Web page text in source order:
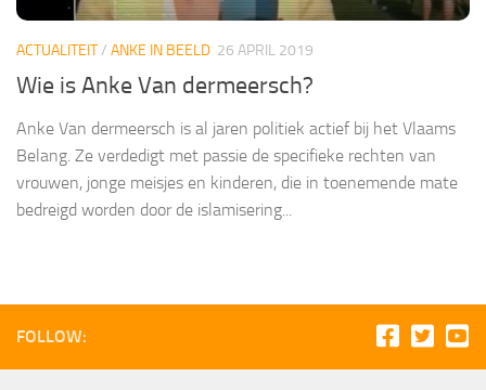
ACTUALITEIT/ ANKE IN BEELD 26 APRIL 2019
Wie is Anke Van dermeersch?
Anke Van dermeersch is al jaren politiek actief bij het Vlaams
Belang. Ze verdedigt met passie de specifieke rechten van
vrouwen, jonge meisjes en kinderen, die in toenemende mate
bedreigd worden door de islamisering...
FOLLOW: